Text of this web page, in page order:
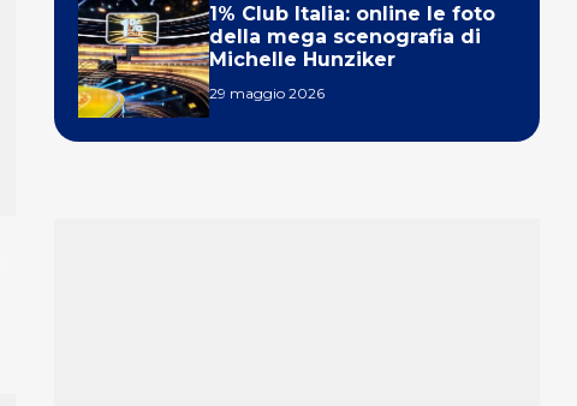
1% Club Italia: online le foto
della mega scenografia di
Michelle Hunziker
29 maggio 2026